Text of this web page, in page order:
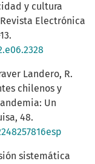
y cultura
Electrónica
Landero, R.
chilenos y
Un
48.
sistemática